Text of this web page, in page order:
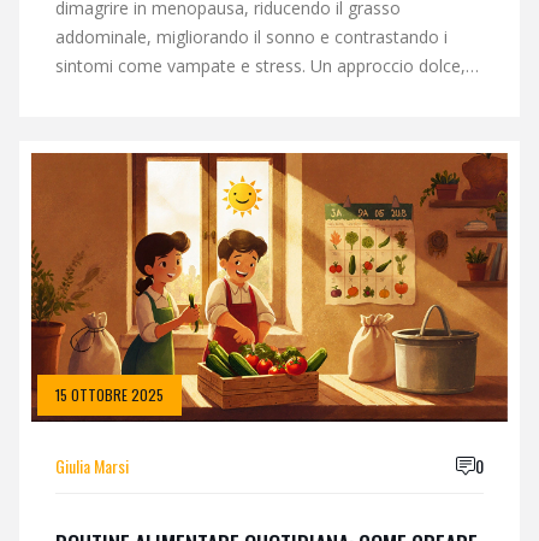
dimagrire in menopausa, riducendo il grasso
addominale, migliorando il sonno e contrastando i
sintomi come vampate e stress. Un approccio dolce,
15 OTTOBRE 2025
Giulia Marsi 0